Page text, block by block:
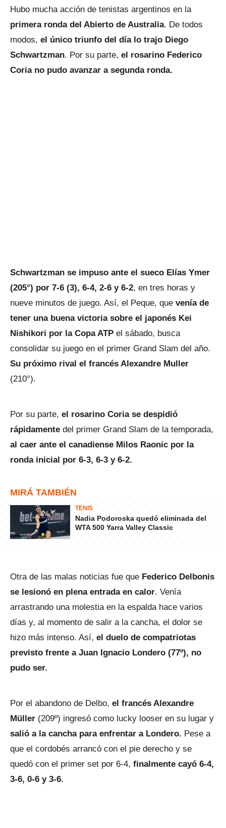
Hubo mucha acción de tenistas argentinos en la
primera ronda del Abierto de Australia. De todos
modos, el único triunfo del día lo trajo Diego
Schwartzman. Por su parte, el rosarino Federico
Coria no pudo avanzar a segunda ronda.
Schwartzman se impuso ante el sueco Elías Ymer
(205°) por 7-6 (3), 6-4, 2-6 y 6-2, en tres horas y
nueve minutos de juego. Así, el Peque, que venía de
tener una buena victoria sobre el japonés Kei
Nishikori por la Copa ATP el sábado, busca
consolidar su juego en el primer Grand Slam del año.
Su próximo rival el francés Alexandre Muller
(210°).
Por su parte, el rosarino Coria se despidió
rápidamente del primer Grand Slam de la temporada,
al caer ante el canadiense Milos Raonic por la
ronda inicial por 6-3, 6-3 y 6-2.
MIRÁ TAMBIÉN
TENIS
Nadia Podoroska quedó eliminada del
WTA 500 Yarra Valley Classic
Otra de las malas noticias fue que Federico Delbonis
se lesionó en plena entrada en calor. Venía
arrastrando una molestia en la espalda hace varios
días y, al momento de salir a la cancha, el dolor se
hizo más intenso. Así, el duelo de compatriotas
previsto frente a Juan Ignacio Londero (77º), no
pudo ser.
Por el abandono de Delbo, el francés Alexandre
Müller (209º) ingresó como lucky looser en su lugar y
salió a la cancha para enfrentar a Londero. Pese a
que el cordobés arrancó con el pie derecho y se
quedó con el primer set por 6-4, finalmente cayó 6-4,
3-6, 0-6 y 3-6.